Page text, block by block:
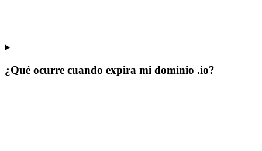
¿Qué ocurre cuando expira mi dominio .io?